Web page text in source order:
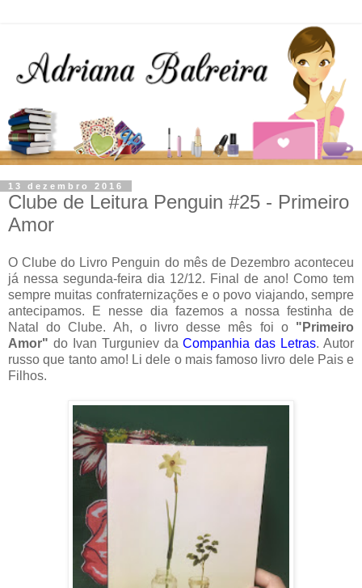
13 dezembro 2016
Clube de Leitura Penguin #25 - Primeiro
Amor
O Clube do Livro Penguin do mês de Dezembro aconteceu
já nessa segunda-feira dia 12/12. Final de ano! Como tem
sempre muitas confraternizações e o povo viajando, sempre
antecipamos. E nesse dia fazemos a nossa festinha de
Natal do Clube. Ah, o livro desse mês foi o"Primeiro
Amor" do Ivan Turguniev daCompanhia das Letras. Autor
russo que tanto amo! Li dele o mais famoso livro dele Pais e
Filhos.